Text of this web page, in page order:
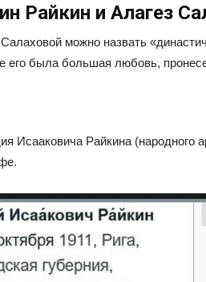
Райкин и Алагез
можно назвать
его была большая любовь,
Исааковича Райкина